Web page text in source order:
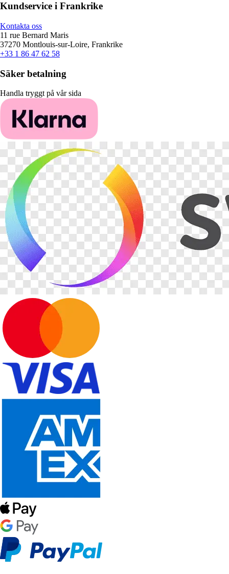
Kundservice i Frankrike
Kontakta oss
11 rue Bernard Maris
37270 Montlouis-sur-Loire, Frankrike
+33 1 86 47 62 58
Säker betalning
Handla tryggt på vår sida